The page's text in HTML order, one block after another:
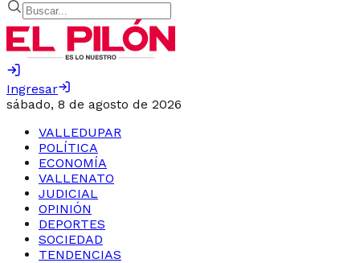
Ingresar
sábado, 8 de agosto de 2026
VALLEDUPAR
POLÍTICA
ECONOMÍA
VALLENATO
JUDICIAL
OPINIÓN
DEPORTES
SOCIEDAD
TENDENCIAS